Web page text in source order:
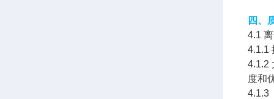
四、
4.1
4.1.1
4.1.2
度和
4.1.3